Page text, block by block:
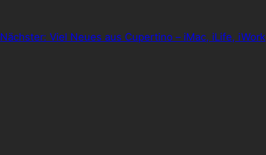
Nächster: Viel Neues aus Cupertino – iMac, iLife, iWork